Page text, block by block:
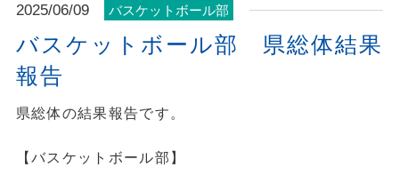
2025/06/09 バスケットボール部
バスケットボール部 県総体結果
報告
県総体の結果報告です。
【バスケットボール部】